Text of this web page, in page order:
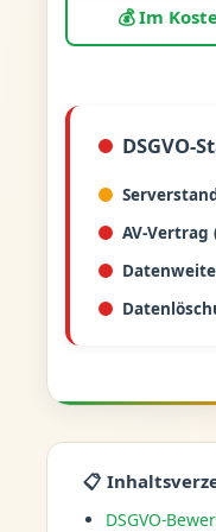
💰 Im
DSGVO-
AV-Vertrag
📋
DSGVO-